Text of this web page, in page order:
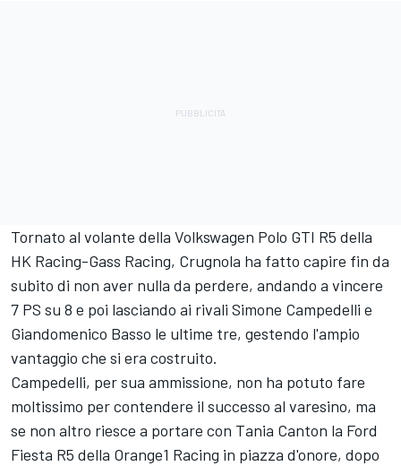
Tornato al volante della Volkswagen Polo GTI R5 della
HK Racing-Gass Racing, Crugnola ha fatto capire fin da
subito di non aver nulla da perdere, andando a vincere
7 PS su 8 e poi lasciando ai rivali Simone Campedelli e
Giandomenico Basso le ultime tre, gestendo l'ampio
vantaggio che si era costruito.
Campedelli, per sua ammissione, non ha potuto fare
moltissimo per contendere il successo al varesino, ma
se non altro riesce a portare con Tania Canton la Ford
Fiesta R5 della Orange1 Racing in piazza d'onore, dopo